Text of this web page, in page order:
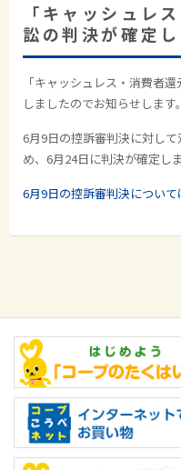
「キャッシュレ
訟の判決が確定
「キャッシュレス・消費者
しましたのでお知らせします。
6月9日の控訴審判決に対し
め、6月24日に判決が確定しま
6月9日の控訴審判決につい